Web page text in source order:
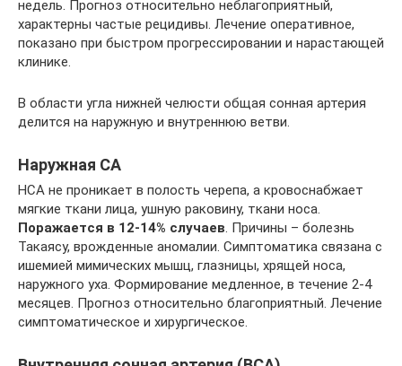
недель. Прогноз относительно неблагоприятный,
характерны частые рецидивы. Лечение оперативное,
показано при быстром прогрессировании и нарастающей
клинике.
В области угла нижней челюсти общая сонная артерия
делится на наружную и внутреннюю ветви.
Наружная СА
НСА не проникает в полость черепа, а кровоснабжает
мягкие ткани лица, ушную раковину, ткани носа.
Поражается в 12-14% случаев . Причины – болезнь
Такаясу, врожденные аномалии. Симптоматика связана с
ишемией мимических мышц, глазницы, хрящей носа,
наружного уха. Формирование медленное, в течение 2-4
месяцев. Прогноз относительно благоприятный. Лечение
симптоматическое и хирургическое.